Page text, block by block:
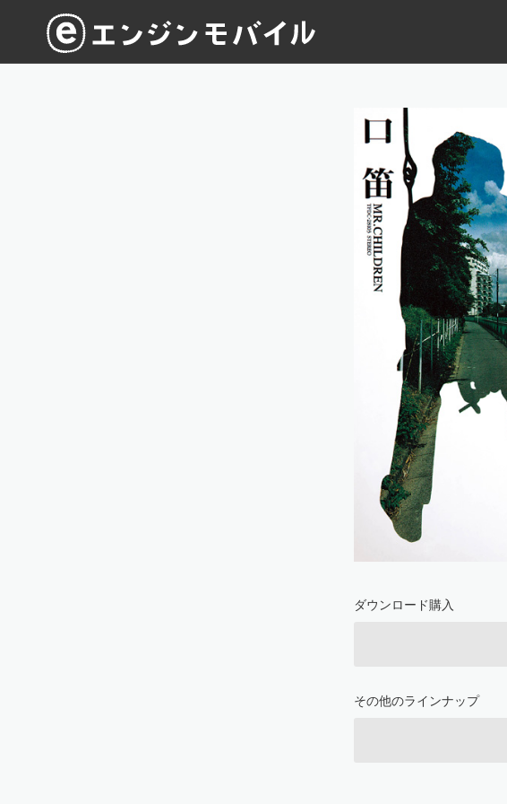
ダウンロード購入
その他のラインナップ